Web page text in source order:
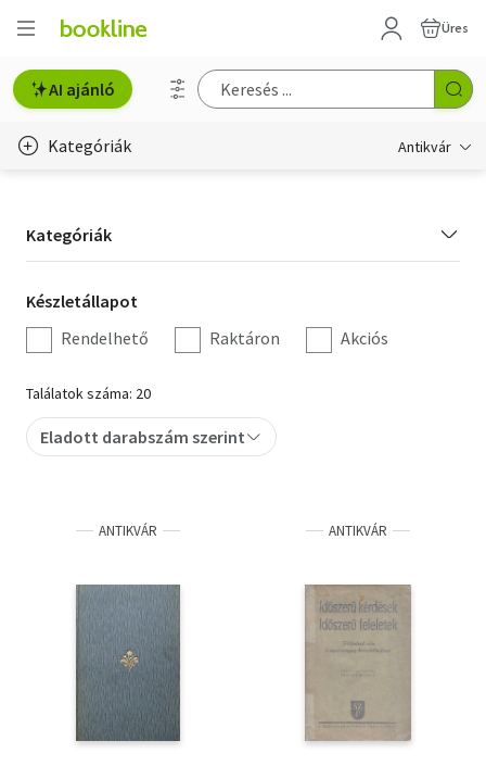
Üres
AI ajánló
Kategóriák Antikvár
Régi képeslap
Életmód, egészség
Erotika
Gyermek- és ifjúsági
Hobbi, szabadidő
Minikönyv
Művészet
Szakkönyv
Kategória
szűrés
Kategóriák
Készletállapot
szűrés
Készletállapot
Rendelhető
Raktáron Akciós
Találatok száma: 20
Eladott darabszám szerint
ANTIKVÁR ANTIKVÁR